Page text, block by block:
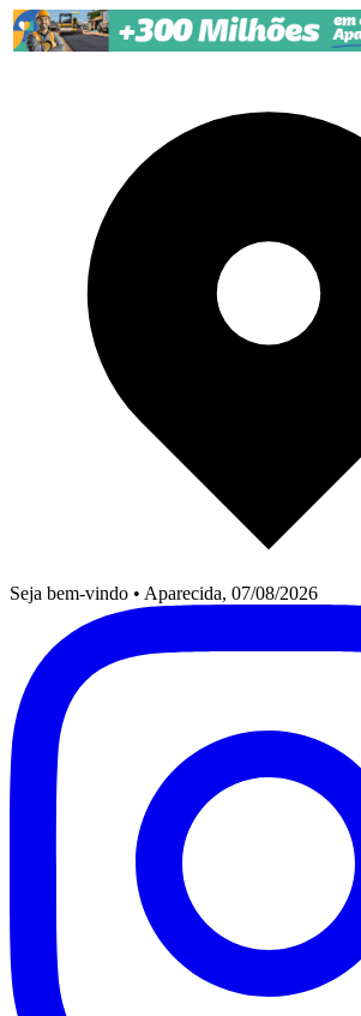
Pular para o conteúdo
Seja bem-vindo • Aparecida, 07/08/2026